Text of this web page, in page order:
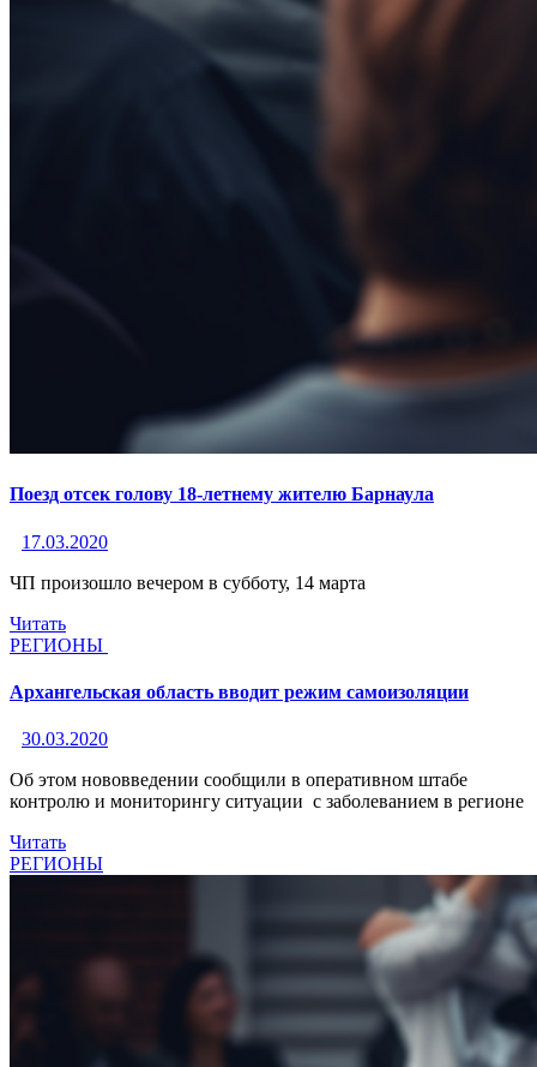
Поезд отсек голову 18-летнему жителю Барнаула
17.03.2020
ЧП произошло вечером в субботу, 14 марта
Читать
РЕГИОНЫ
Архангельская область вводит режим самоизоляции
30.03.2020
Об этом нововведении сообщили в оперативном штабе
контролю и мониторингу ситуации с заболеванием в регионе
Читать
РЕГИОНЫ